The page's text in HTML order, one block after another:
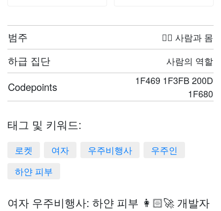
범주 🤦‍♀️ 사람과 몸
하급 집단 사람의 역할
Codepoints
1F469 1F3FB 200D
1F680
태그 및 키워드:
로켓 여자 우주비행사
우주인
하얀 피부
여자 우주비행사: 하얀 피부 👩🏻‍🚀 개발자